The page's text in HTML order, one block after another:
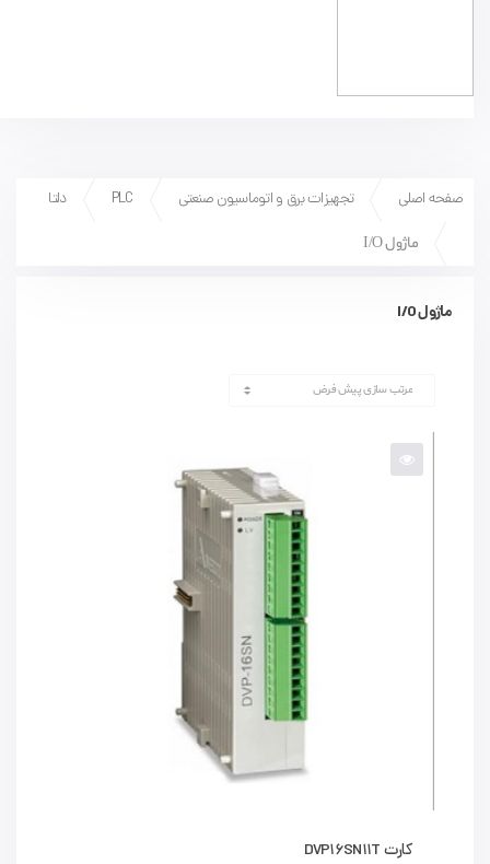
صفحه اصلی تجهیزات برق و اتوماسیون صنعتی PLC دلتا
ماژول I/O
ماژول I/O
کارت DVP16SN11T